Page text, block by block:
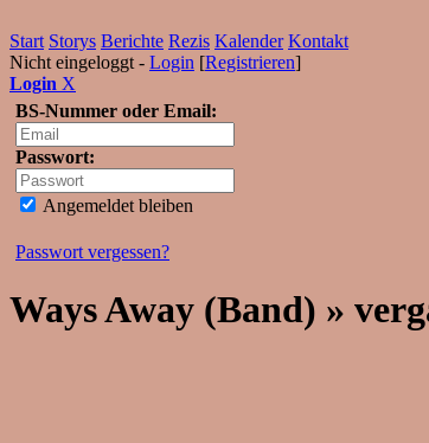
Start Storys Berichte Rezis Kalender Kontakt
Nicht eingeloggt - Login [Registrieren]
Login X
BS-Nummer oder Email:
Passwort:
Angemeldet bleiben
Passwort vergessen?
Ways Away (Band) »